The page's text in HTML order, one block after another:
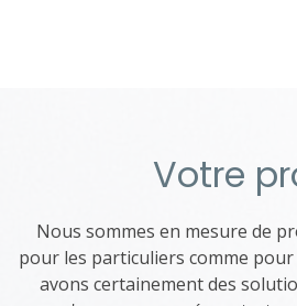
Votre
Nous sommes en mesure de
pour les particuliers comme
avons certainement des